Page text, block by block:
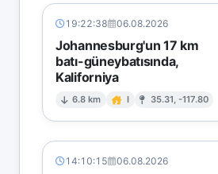
19:22:38 06.08.2026
Johannesburg'un 17 km
batı-güneybatısında,
Kaliforniya
6.8 km I 35.31, -117.80
14:10:15 06.08.2026